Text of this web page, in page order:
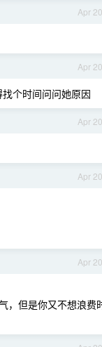
Apr 20
Apr 20
个时间问问她原因
Apr 20
Apr 20
Apr 20
，但是你又不想浪费